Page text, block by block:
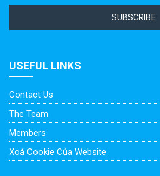
SUBSCRIBE
USEFUL LINKS
Contact Us
The Team
Members
Xoá Cookie Của Website